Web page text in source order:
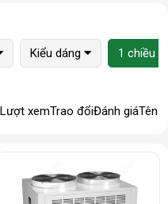
Kiểu dáng 1 chiều
Lượt xemTrao đổiĐánh giáTên